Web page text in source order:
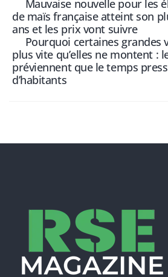
Mauvaise nouvelle pour les
de maïs française atteint son
ans et les prix vont suivre
Pourquoi certaines grandes
plus vite qu’elles ne montent :
préviennent que le temps
d’habitants